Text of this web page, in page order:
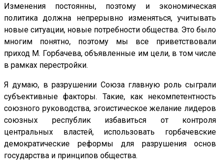
Изменения постоянны, поэтому и экономическая
политика должна непрерывно изменяться, учитывать
новые ситуации, новые потребности общества. Это было
многим понятно, поэтому мы все приветствовали
приход М. Горбачева, объявленные им цели, в том числе
в рамках перестройки.
Я думаю, в разрушении Союза главную роль сыграли
субъективные факторы. Такие, как некомпетентность
союзного руководства, эгоистическое желание лидеров
союзных республик избавиться от контроля
центральных властей, использовать горбачевские
демократические реформы для разрушения основ
государства и принципов общества.